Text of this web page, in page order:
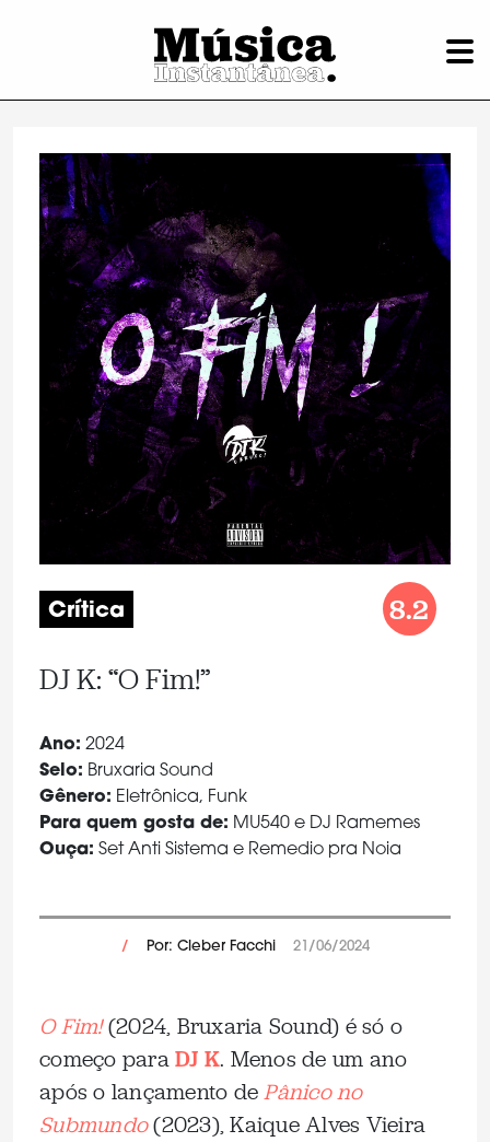
Crítica 8.2
DJ K: “O Fim!”
Ano: 2024
Selo: Bruxaria Sound
Gênero: Eletrônica, Funk
Para quem gosta de: MU540 e DJ Ramemes
Ouça: Set Anti Sistema e Remedio pra Noia
/ Por: Cleber Facchi 21/06/2024
O Fim!(2024, Bruxaria Sound) é só o
começo para DJ K. Menos de um ano
após o lançamento dePânico no
Submundo(2023), Kaique Alves Vieira